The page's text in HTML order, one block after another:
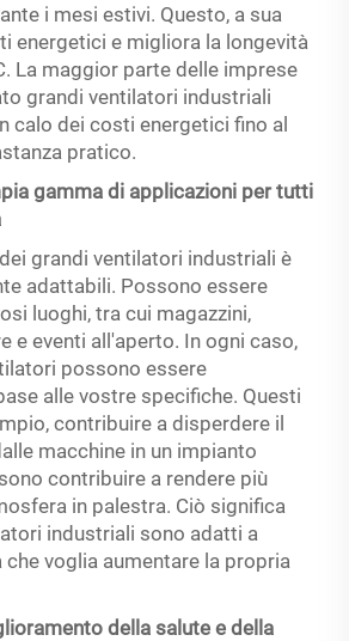
i mesi estivi. Questo, a sua
energetici e migliora la longevità
La maggior parte delle imprese
grandi ventilatori industriali
calo dei costi energetici fino al
pratico.
gamma di applicazioni per tutti
grandi ventilatori industriali è
adattabili. Possono essere
luoghi, tra cui magazzini,
e eventi all'aperto. In ogni caso,
possono essere
alle vostre specifiche. Questi
contribuire a disperdere il
macchine in un impianto
contribuire a rendere più
in palestra. Ciò significa
industriali sono adatti a
voglia aumentare la propria
della salute e della